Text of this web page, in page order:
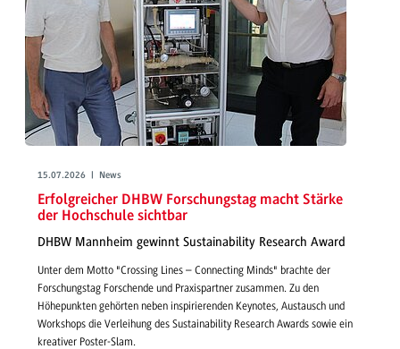
15.07.2026 | News
Erfolgreicher DHBW Forschungstag macht Stärke
der Hochschule sichtbar
DHBW Mannheim gewinnt Sustainability Research Award
Unter dem Motto "Crossing Lines – Connecting Minds" brachte der
Forschungstag Forschende und Praxispartner zusammen. Zu den
Höhepunkten gehörten neben inspirierenden Keynotes, Austausch und
Workshops die Verleihung des Sustainability Research Awards sowie ein
kreativer Poster-Slam.